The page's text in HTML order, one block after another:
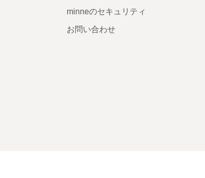
minneのセキュリティ
お問い合わせ